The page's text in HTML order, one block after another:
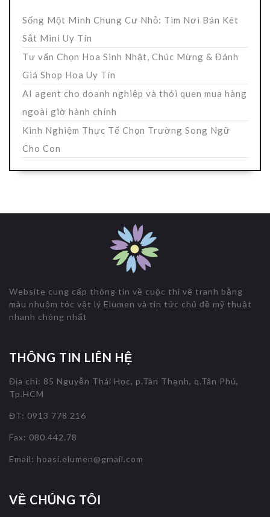
Sống Một Mình Chung Cư Nhỏ: Tìm Nơi Bán Két
Sắt Mini Uy Tín
Tư vấn Chọn Hoa Sinh Nhật, Chúc Mừng & Đánh
Giá Shop Hoa Uy Tín
AI agent cho doanh nghiệp và thói quen mua hàng
ngoài giờ hành chính
Kinh Nghiệm Thực Tế Chọn Trường Song Ngữ
Cho Con
Website cung cấp thông tin về cuộc thi vẽ tranh bằng
màu nhuộm tóc vật lý Elumen và tin tức chủ đề mỹ thuật
nhanh chóng nhất
THÔNG TIN LIÊN HỆ
Địa chỉ: 85 Nguyễn Thái Học, p.Tân Thạnh, q.Tân Phú,
Tp.HCM
ĐT: 0913 778 216
Fax: 080.442.78
Email: hoasi.elumen@gmail.com
VỀ CHÚNG TÔI